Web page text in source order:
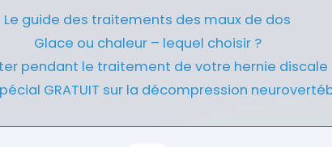
Le guide des traitements des maux de dos
Glace ou chaleur – lequel choisir ?
pendant le traitement de votre hernie discale
GRATUIT sur la décompression